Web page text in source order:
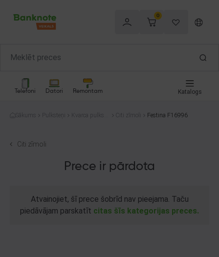
0
Telefoni Datori Remontam Katalogs
Sākums Pulksteņi
Kvarca pulkste
Citi zīmoli Festina F16996
Citi zīmoli
Prece ir pārdota
Atvainojiet, šī prece šobrīd nav pieejama. Taču
piedāvājam parskatīt citas šīs kategorijas preces.